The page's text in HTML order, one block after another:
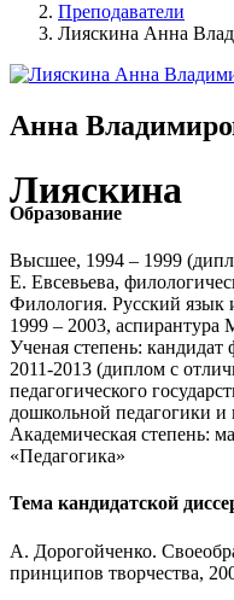
Преподаватели
Лияскина Анна
Анна
Лияскина
Образование
Высшее, 1994 – 1999
Е. Евсевьева,
Филология. Русский язык
1999 – 2003,
Ученая степень: кандидат
2011-2013 (диплом с
педагогического
дошкольной педагогики и
Академическая степень:
«Педагогика»
Тема кандидатской
А. Дорогойченко.
принципов творчества,